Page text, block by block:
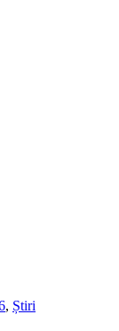
, Știri